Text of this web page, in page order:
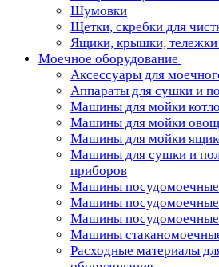
Шумовки
Щетки, скребки для
Ящики, крышки, тележки
Моечное оборудование
Аксессуары для
Аппараты для сушки и
Машины для мойки
Машины для мойки
Машины для мойки
Машины для сушки и
приборов
Машины посудомоечные
Машины посудомоечные
Машины посудомоечные
Машины
Расходные материалы